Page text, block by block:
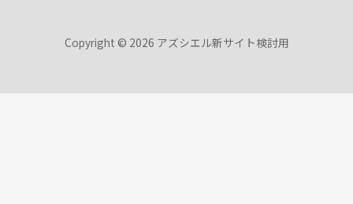
Copyright © 2026 アズシエル新サイト検討用